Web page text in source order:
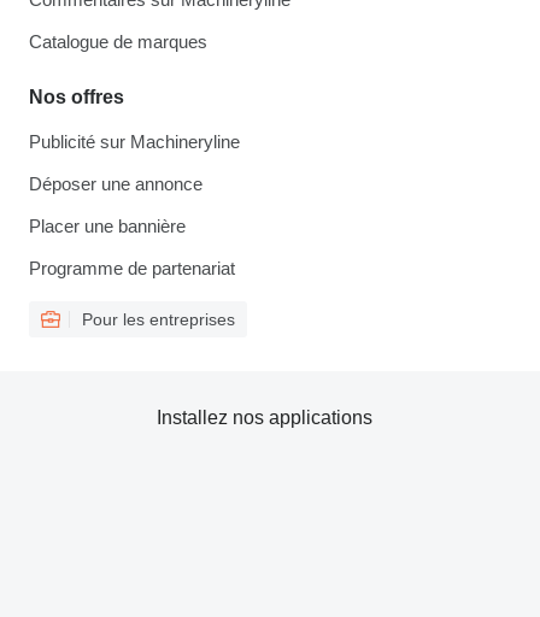
Catalogue de marques
Nos offres
Publicité sur Machineryline
Déposer une annonce
Placer une bannière
Programme de partenariat
Pour les entreprises
Installez nos applications